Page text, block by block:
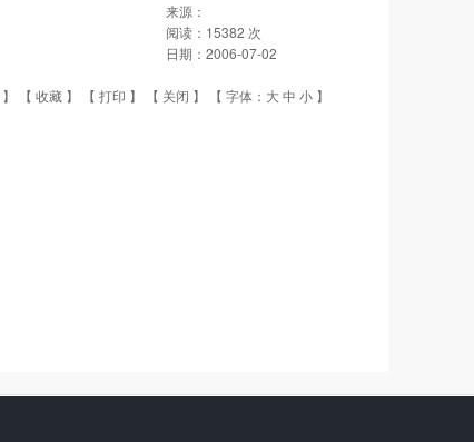
来源：
阅读： 15382 次
日期： 2006-07-02
】 【 收藏 】 【 打印 】 【 关闭 】 【 字体： 大中 小 】